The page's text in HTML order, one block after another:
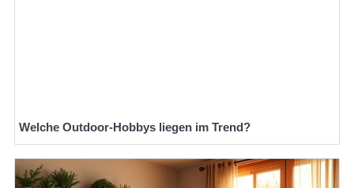
Welche Outdoor-Hobbys liegen im Trend?